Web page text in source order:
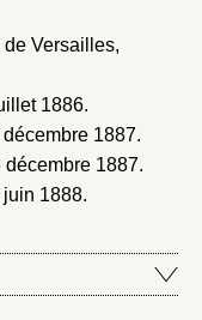
de Versailles,
1886.
1887.
décembre 1887.
juin 1888.